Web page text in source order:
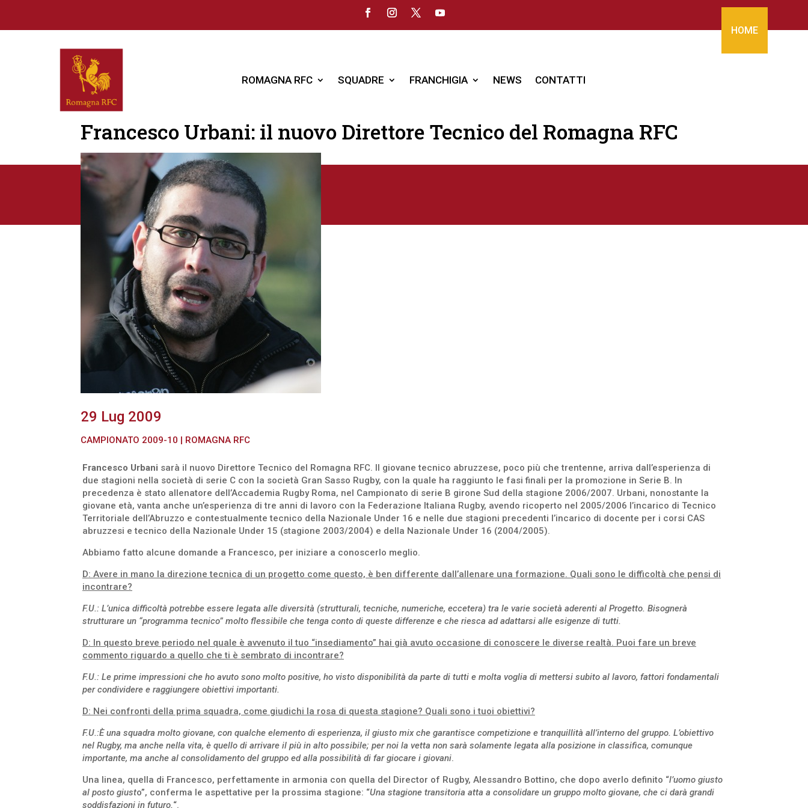
ROMAGNA RFC SQUADRE FRANCHIGIA NEWS CONTATTI
HOME
Francesco Urbani: il nuovo Direttore Tecnico del Romagna RFC
29 Lug 2009
CAMPIONATO 2009-10 | ROMAGNA RFC
Francesco Urbani sarà il nuovo Direttore Tecnico del Romagna RFC. Il giovane tecnico abruzzese, poco più che trentenne, arriva dall’esperienza di
due stagioni nella società di serie C con la società Gran Sasso Rugby, con la quale ha raggiunto le fasi finali per la promozione in Serie B. In
precedenza è stato allenatore dell’Accademia Rugby Roma, nel Campionato di serie B girone Sud della stagione 2006/2007. Urbani, nonostante la
giovane età, vanta anche un’esperienza di tre anni di lavoro con la Federazione Italiana Rugby, avendo ricoperto nel 2005/2006 l’incarico di Tecnico
Territoriale dell’Abruzzo e contestualmente tecnico della Nazionale Under 16 e nelle due stagioni precedenti l’incarico di docente per i corsi CAS
abruzzesi e tecnico della Nazionale Under 15 (stagione 2003/2004) e della Nazionale Under 16 (2004/2005).
Abbiamo fatto alcune domande a Francesco, per iniziare a conoscerlo meglio.
D: Avere in mano la direzione tecnica di un progetto come questo, è ben differente dall’allenare una formazione. Quali sono le difficoltà che pensi di
incontrare?
F.U.: L’unica difficoltà potrebbe essere legata alle diversità (strutturali, tecniche, numeriche, eccetera) tra le varie società aderenti al Progetto. Bisognerà
strutturare un “programma tecnico” molto flessibile che tenga conto di queste differenze e che riesca ad adattarsi alle esigenze di tutti.
D: In questo breve periodo nel quale è avvenuto il tuo “insediamento” hai già avuto occasione di conoscere le diverse realtà. Puoi fare un breve
commento riguardo a quello che ti è sembrato di incontrare?
F.U.: Le prime impressioni che ho avuto sono molto positive, ho visto disponibilità da parte di tutti e molta voglia di mettersi subito al lavoro, fattori fondamentali
per condividere e raggiungere obiettivi importanti.
D: Nei confronti della prima squadra, come giudichi la rosa di questa stagione? Quali sono i tuoi obiettivi?
F.U.:È una squadra molto giovane, con qualche elemento di esperienza, il giusto mix che garantisce competizione e tranquillità all’interno del gruppo. L’obiettivo
nel Rugby, ma anche nella vita, è quello di arrivare il più in alto possibile; per noi la vetta non sarà solamente legata alla posizione in classifica, comunque
importante, ma anche al consolidamento del gruppo ed alla possibilità di far giocare i giovani.
Una linea, quella di Francesco, perfettamente in armonia con quella del Director of Rugby, Alessandro Bottino, che dopo averlo definito “l’uomo giusto
al posto giusto”, conferma le aspettative per la prossima stagione: “Una stagione transitoria atta a consolidare un gruppo molto giovane, che ci darà grandi
soddisfazioni in futuro.“.